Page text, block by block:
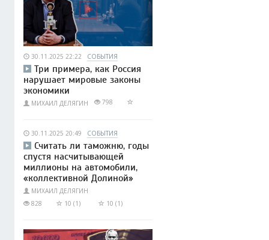
30.11.2025 22:22 СОБЫТИЯ
Три примера, как Россия
нарушает мировые законы
экономики
МИХАИЛ ДЕЛЯГИН 798
30.11.2025 20:49 СОБЫТИЯ
Считать ли таможню, годы
спустя насчитывающей
миллионы на автомобили,
«коллективной Долиной»
МИХАИЛ ДЕЛЯГИН
828
10 (1) 10 (1)